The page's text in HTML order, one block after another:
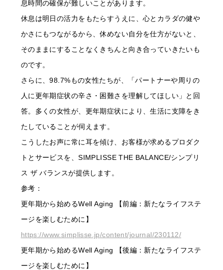
息時間の確保が難しいことがあります。
休息は明日の活力をもたらすうえに、心とカラダの健や
かさにもつながるから、休めない自分を仕方がないと、
そのままにすることなくきちんと向き合っていきたいも
のです。
さらに、98.7%もの女性たちが、「パートナーや周りの
人に更年期症状の辛さ・困難さを理解してほしい」と回
答。多くの女性が、更年期症状により、生活に支障をき
たしていることが伺えます。
こうしたお声に常に耳を傾け、お客様が求めるプロダク
トとサービスを、SIMPLISSE THE BALANCE/シンプリ
ス ザ バランスが提供します。
参考：
更年期から始めるWell Aging 【前編：新たなライフステ
ージを楽しむために】
https://www.simplisse.jp/content/journal/230112/
更年期から始めるWell Aging 【後編：新たなライフステ
ージを楽しむために】